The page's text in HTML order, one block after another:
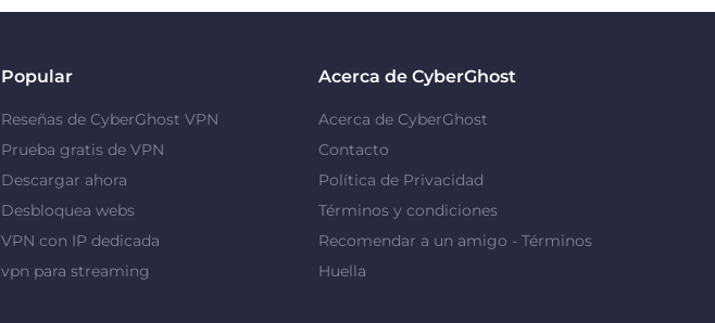
Popular
Reseñas de CyberGhost VPN
Prueba gratis de VPN
Descargar ahora
Desbloquea webs
VPN con IP dedicada
vpn para streaming
Acerca de CyberGhost
Acerca de CyberGhost
Contacto
Política de Privacidad
Términos y condiciones
Recomendar a un amigo - Términos
Huella